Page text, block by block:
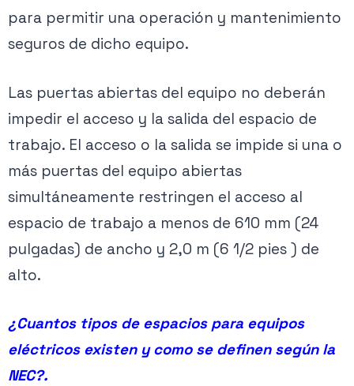
para permitir una operación y mantenimiento
seguros de dicho equipo.
Las puertas abiertas del equipo no deberán
impedir el acceso y la salida del espacio de
trabajo. El acceso o la salida se impide si una o
más puertas del equipo abiertas
simultáneamente restringen el acceso al
espacio de trabajo a menos de 610 mm (24
pulgadas) de ancho y 2,0 m (6 1/2 pies ) de
alto.
¿Cuantos tipos de espacios para equipos
eléctricos existen y como se definen según la
NEC?.